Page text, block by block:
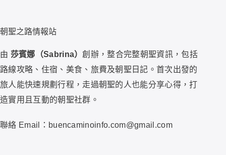
朝聖之路情報站
由 莎賓娜（Sabrina）創辦，整合完整朝聖資訊，包括
路線攻略、住宿、美食、旅費及朝聖日記。首次出發的
旅人能快速規劃行程，走過朝聖的人也能分享心得，打
造實用且互動的朝聖社群。
聯絡 Email：buencaminoinfo.com@gmail.com